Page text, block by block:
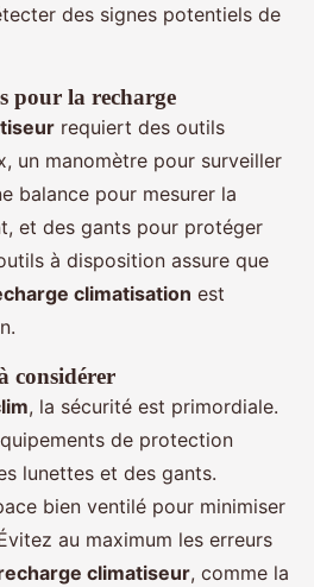
des signes potentiels de
pour la recharge
requiert des outils
un manomètre pour surveiller
balance pour mesurer la
et des gants pour protéger
à disposition assure que
climatisation est
considérer
, la sécurité est primordiale.
de protection
lunettes et des gants.
bien ventilé pour minimiser
au maximum les erreurs
climatiseur, comme la